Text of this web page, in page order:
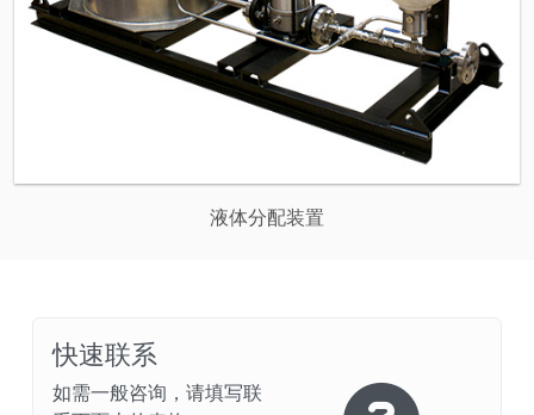
液体分配装置
快速联系
如需一般咨询，请填写联